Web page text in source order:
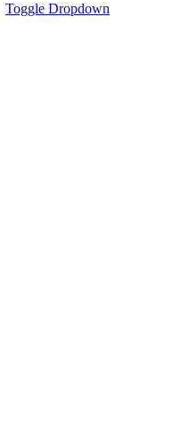
Toggle Dropdown